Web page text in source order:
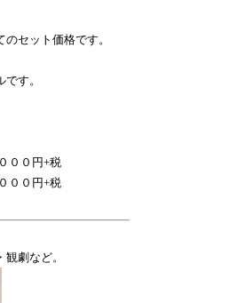
セット価格です。
す。
００円+税
００円+税
劇など。